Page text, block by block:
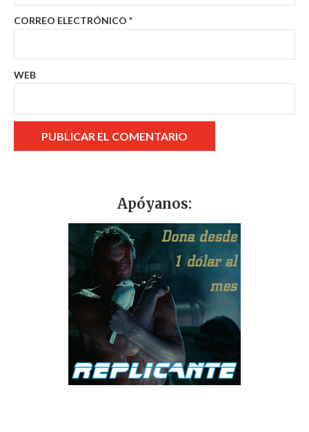
CORREO ELECTRÓNICO *
WEB
Apóyanos: